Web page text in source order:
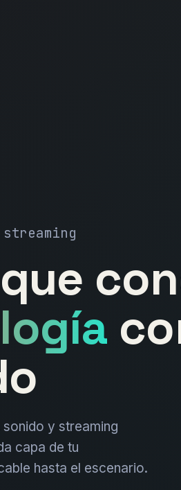
y streaming
capa de tu
hasta el escenario.